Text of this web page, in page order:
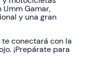
Gamar,
y una gran
conectará con la
¡Prepárate para